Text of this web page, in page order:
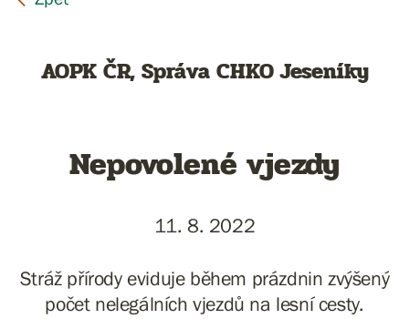
AOPK ČR, Správa CHKO Jeseníky
Nepovolené vjezdy
11. 8. 2022
Stráž přírody eviduje během prázdnin zvýšený
počet nelegálních vjezdů na lesní cesty.